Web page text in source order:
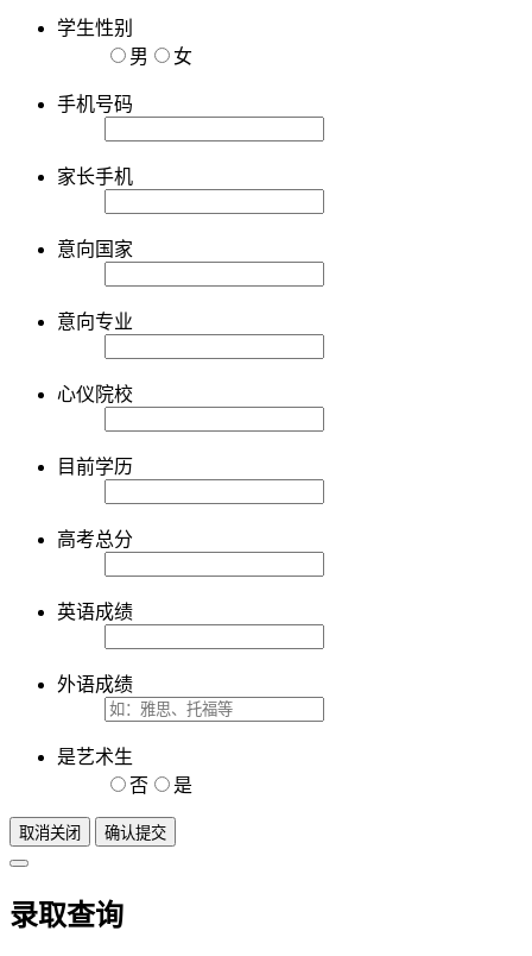
学生性别
男
女
手机号码
家长手机
意向国家
意向专业
心仪院校
目前学历
高考总分
英语成绩
外语成绩
是艺术生
否
是
取消关闭 确认提交
录取查询